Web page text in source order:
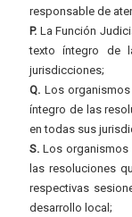
responsable de
P. La Función
texto íntegro de
jurisdicciones;
Q. Los
íntegro de las
en todas sus
S. Los organismos
las resoluciones
respectivas
desarrollo local;